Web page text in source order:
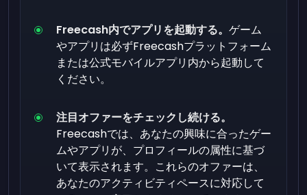
Freecash内でアプリを起動する。ゲーム
やアプリは必ずFreecashプラットフォーム
または公式モバイルアプリ内から起動して
ください。
注目オファーをチェックし続ける。
Freecashでは、あなたの興味に合ったゲー
ムやアプリが、プロフィールの属性に基づ
いて表示されます。これらのオファーは、
あなたのアクティビティペースに対応して